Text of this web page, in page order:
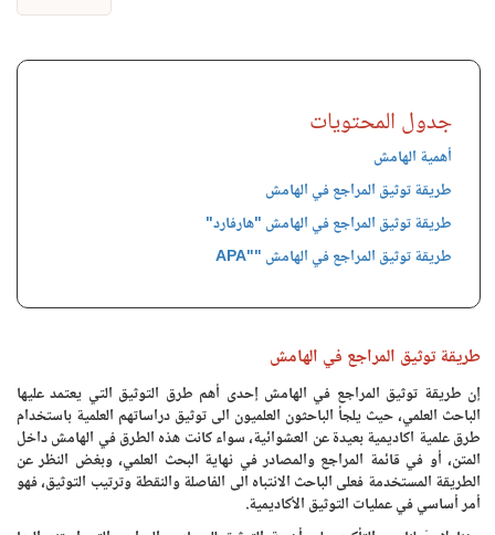
جدول المحتويات
أهمية الهامش
طريقة توثيق المراجع في الهامش
طريقة توثيق المراجع في الهامش "هارفارد"
طريقة توثيق المراجع في الهامش ""APA
طريقة توثيق المراجع في الهامش
إن طريقة توثيق المراجع في الهامش إحدى أهم طرق التوثيق التي يعتمد عليها
الباحث العلمي، حيث يلجأ الباحثون العلميون الى توثيق دراساتهم العلمية باستخدام
طرق علمية اكاديمية بعيدة عن العشوائية، سواء كانت هذه الطرق في الهامش داخل
المتن، أو في قائمة المراجع والمصادر في نهاية البحث العلمي، وبغض النظر عن
الطريقة المستخدمة فعلى الباحث الانتباه الى الفاصلة والنقطة وترتيب التوثيق، فهو
أمر أساسي في عمليات التوثيق الأكاديمية.